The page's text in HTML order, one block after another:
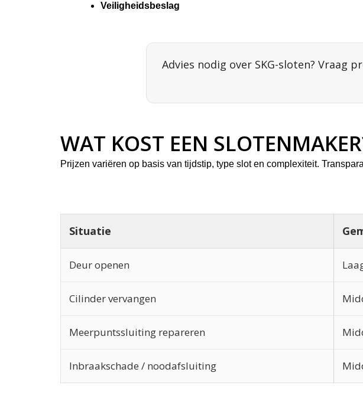
Veiligheidsbeslag
Advies nodig over SKG-sloten? Vraag
WAT KOST EEN
Prijzen variëren op basis van tijdstip, type slot en complexiteit.
Situatie
Deur openen
Cilinder vervangen
Meerpuntssluiting repareren
Inbraakschade / noodafsluiting